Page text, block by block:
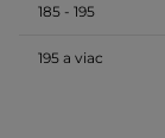
185 - 195
195 a viac